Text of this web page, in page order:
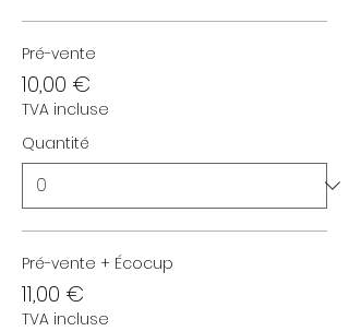
Pré-vente
10,00 €
TVA incluse
Quantité
Pré-vente + Écocup
11,00 €
TVA incluse